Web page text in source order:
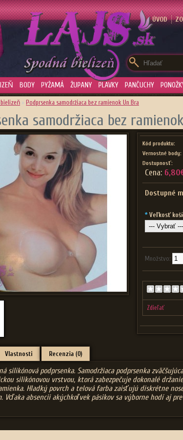
ÚVOD
BODY PYŽAMÁ ŽUPANY PLAVKY PANČUCHY
» Podprsenka samodržiaca bez ramienok Un Bra
samodržiaca bez
Kód produktu:
Vernostné body:
Dostupnosť:
Cena:
Dostupné
* Veľkosť
Množstvo:
Zdieľať
Vlastnosti Recenzia (0)
silikónová podprsenka. Samodržiaca podprsenka
silikónovou vrstvou, ktorá zabezpečuje dokonalé
Hladký povrch a telová farba zaisťujú diskrétne
Vďaka absencii akýchkoľvek pásikov sa výborne hodí aj